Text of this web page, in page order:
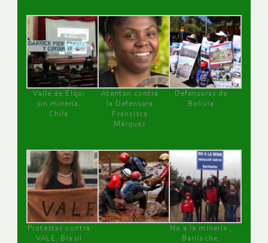
Valle de Elqui
sin minería.
Chile
Atentan contra
la Defensora
Francisca
Márquez
Defensoras de
Bolivia
Protestas contra
VALE, Brasil
No a la minería ,
Bariloche,